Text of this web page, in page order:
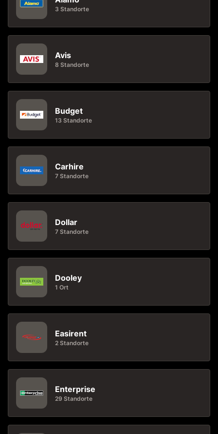
3 Standorte
Avis
8 Standorte
Budget
13 Standorte
Carhire
7 Standorte
Dollar
7 Standorte
Dooley
1 Ort
Easirent
2 Standorte
Enterprise
29 Standorte